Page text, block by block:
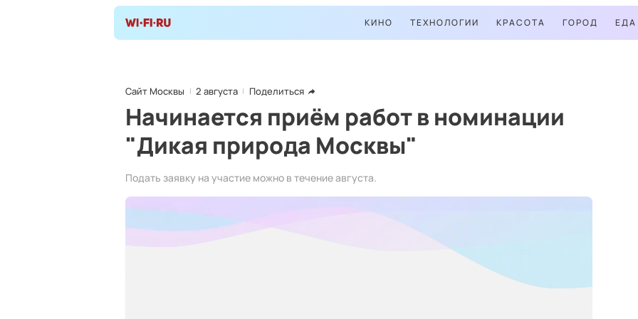
КИНО ТЕХНОЛОГИИ КРАСОТА ГОРОД ЕДА
Сайт Москвы 2 августа Поделиться
Начинается приём работ в номинации
"Дикая природа Москвы"
Подать заявку на участие можно в течение августа.